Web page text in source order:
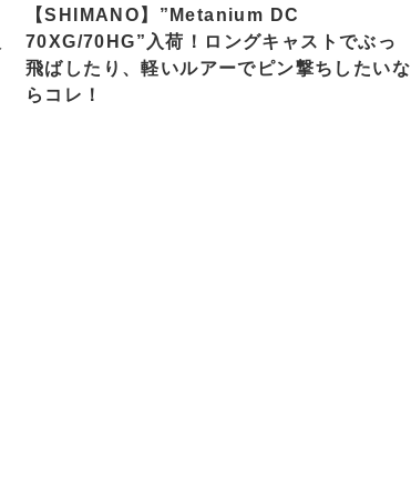
【SHIMANO】”Metanium DC
70XG/70HG”入荷！ロングキャストでぶっ
飛ばしたり、軽いルアーでピン撃ちしたいな
らコレ！